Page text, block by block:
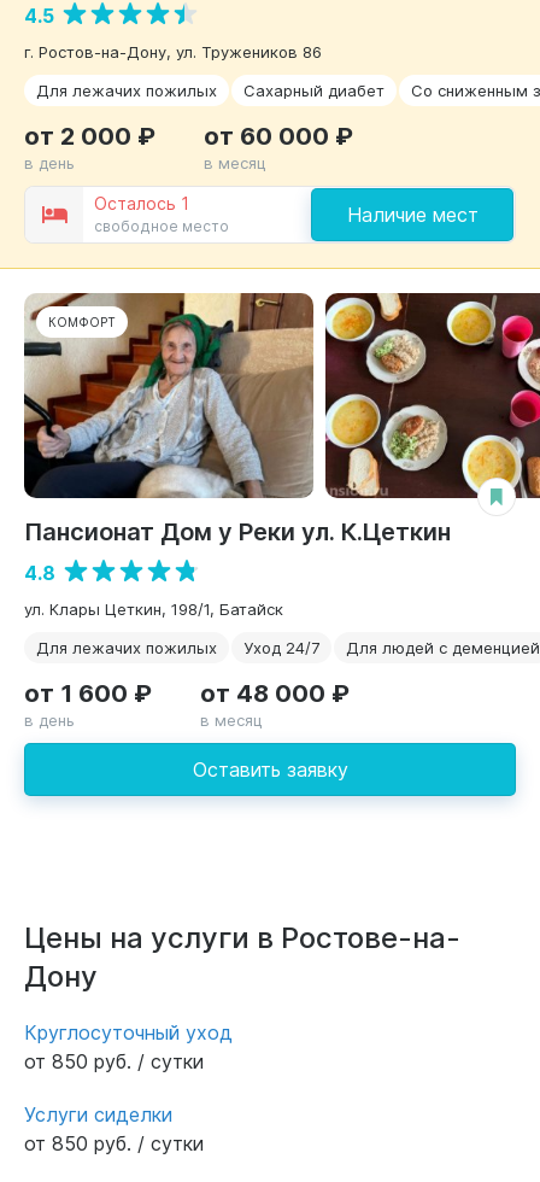
4.5
г. Ростов-на-Дону, ул. Тружеников 86
Для лежачих пожилых
Сахарный диабет Со сниженным
Осталось 1
свободное место Наличие мест
от 2 000 ₽
в день
от 60 000 ₽
в месяц
КОМФОРТ
Пансионат Дом у Реки ул. К.Цеткин
4.8
ул. Клары Цеткин, 198/1, Батайск
Для лежачих пожилых
Уход 24/7 Для людей с деменцией
Оставить заявку
от 1 600 ₽
в день
от 48 000 ₽
в месяц
Цены на услуги в Ростове-на-
Дону
Круглосуточный уход
от 850 руб. / сутки
Услуги сиделки
от 850 руб. / сутки